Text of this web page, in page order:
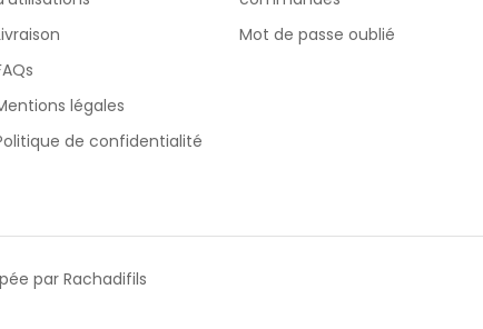
légales
de confidentialité
Mot de passe oublié
par Rachadifils